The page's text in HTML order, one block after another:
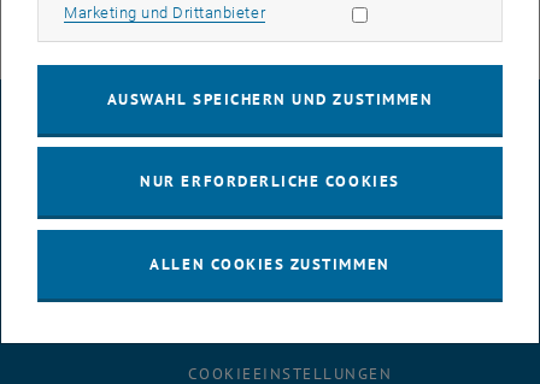
COOKIEEINSTELLUNGEN
Marketing und DrittanbieterMarketing Cookies zulassen
AUSWAHL SPEICHERN UND ZUSTIMMEN
NUR ERFORDERLICHE COOKIES
ALLEN COOKIES ZUSTIMMEN